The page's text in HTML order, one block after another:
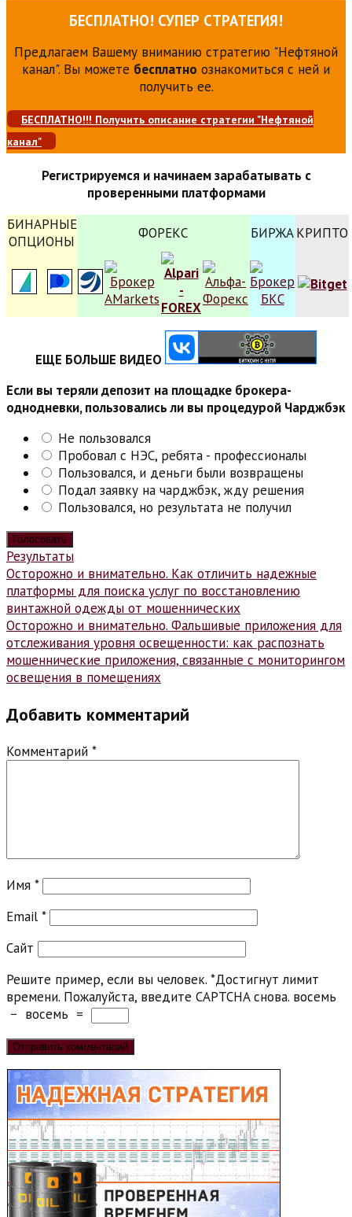
БЕСПЛАТНО! СУПЕР СТРАТЕГИЯ!
Предлагаем Вашему вниманию стратегию "Нефтяной
канал". Вы можете бесплатно ознакомиться с ней и
получить ее.
БЕСПЛАТНО!!! Получить описание стратегии "Нефтяной
канал"
Регистрируемся и начинаем зарабатывать с
проверенными платформами
БИНАРНЫЕ
ОПЦИОНЫ
ФОРЕКС БИРЖАКРИПТО
ЕЩЕ БОЛЬШЕ ВИДЕО
Если вы теряли депозит на площадке брокера-
однодневки, пользовались ли вы процедурой Чарджбэк
Не пользовался
Пробовал с НЭС, ребята - профессионалы
Пользовался, и деньги были возвращены
Подал заявку на чарджбэк, жду решения
Пользовался, но результата не получил
Результаты
Навигация
по
записям
Осторожно и внимательно. Как отличить надежные
платформы для поиска услуг по восстановлению
винтажной одежды от мошеннических
Осторожно и внимательно. Фальшивые приложения для
отслеживания уровня освещенности: как распознать
мошеннические приложения, связанные с мониторингом
освещения в помещениях
Добавить комментарий
Комментарий *
Имя *
Email *
Сайт
Решите пример, если вы человек. *Достигнут лимит
времени. Пожалуйста, введите CAPTCHA снова. восемь
− восемь =